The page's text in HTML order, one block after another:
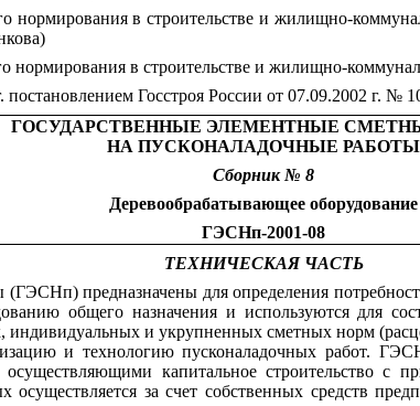
нормирования в строительстве и жилищно-
нормирования в строительстве и жилищно-
постановлением Госстроя России от 07.09.2002 г. №
ГОСУДАРСТВЕННЫЕ ЭЛЕМЕНТНЫЕ
НА ПУСКОНАЛАДОЧНЫЕ РАБОТЫ
Сборник № 8
Деревообрабатывающее оборудование
ГЭСНп-2001-08
ТЕХНИЧЕСКАЯ ЧАСТЬ
предназначены для определения
общего назначения и используются для
индивидуальных и укрупненных сметных норм
и технологию пусконаладочных работ.
капитальное строительство с
за счет собственных средств